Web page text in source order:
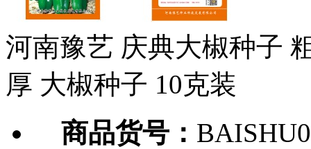
河南豫艺 庆典大椒种子
厚 大椒种子 10克装
商品货号：